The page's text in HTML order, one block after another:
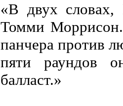
«В двух словах,
Томми
панчера против
пяти раундов
балласт.»